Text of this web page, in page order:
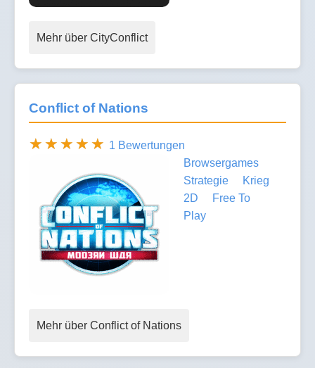
Mehr über CityConflict
Conflict of Nations
1 Bewertungen
Browsergames
Strategie
Krieg
2D
Free To
Play
Mehr über Conflict of Nations